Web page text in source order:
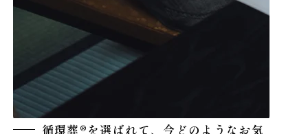
循環葬®を選ばれて、今どのようなお気